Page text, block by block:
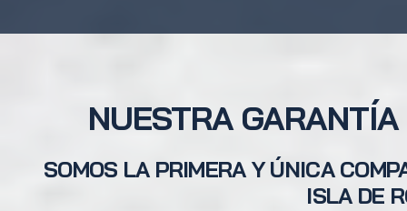
NUESTRA
SOMOS LA PRIMERA Y ÚNICA
ISLA DE